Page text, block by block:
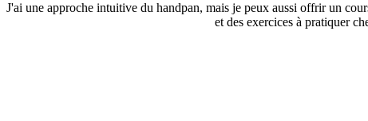
J'ai une approche intuitive du handpan, mais je peux aussi offrir un
et des exercices à pratiquer